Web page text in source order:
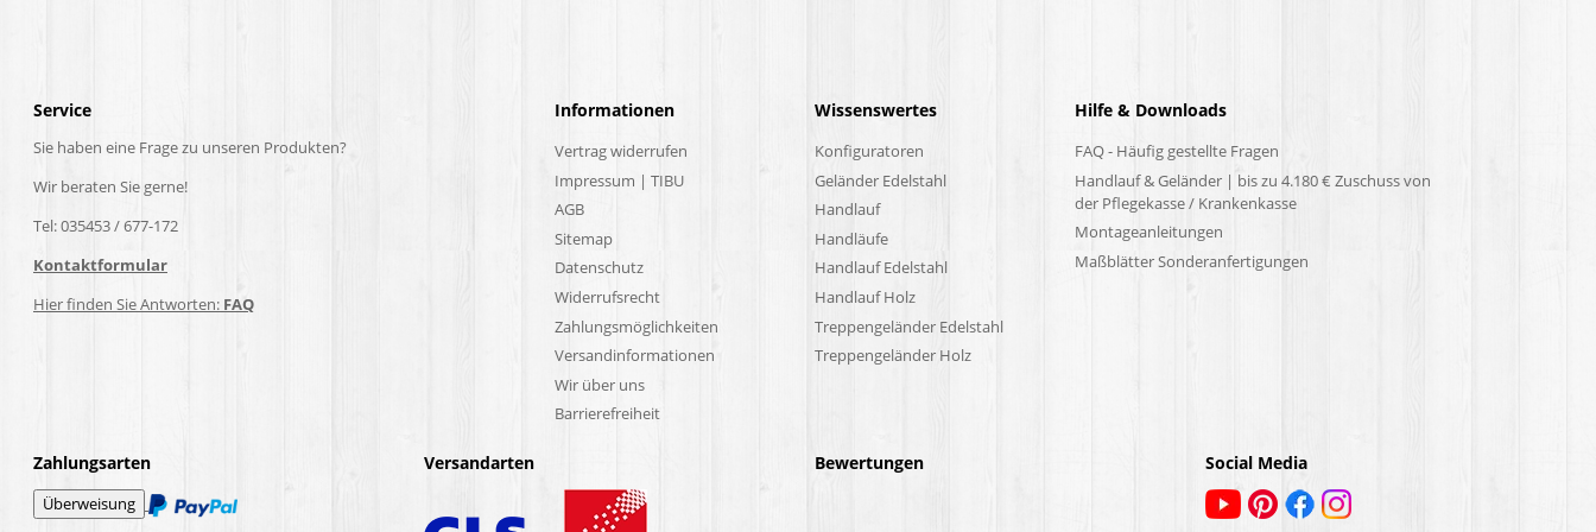
Service
Sie haben eine Frage zu unseren Produkten?
Wir beraten Sie gerne!
Tel: 035453 / 677-172
Kontaktformular
Hier finden Sie Antworten: FAQ
Informationen
Vertrag widerrufen
Impressum | TIBU
AGB
Sitemap
Datenschutz
Widerrufsrecht
Zahlungsmöglichkeiten
Versandinformationen
Wir über uns
Barrierefreiheit
Wissenswertes
Konfiguratoren
Geländer Edelstahl
Handlauf
Handläufe
Handlauf Edelstahl
Handlauf Holz
Treppengeländer Edelstahl
Treppengeländer Holz
Hilfe & Downloads
FAQ - Häufig gestellte Fragen
Handlauf & Geländer | bis zu 4.180 € Zuschuss von
der Pflegekasse / Krankenkasse
Montageanleitungen
Maßblätter Sonderanfertigungen
Zahlungsarten Versandarten Bewertungen Social Media